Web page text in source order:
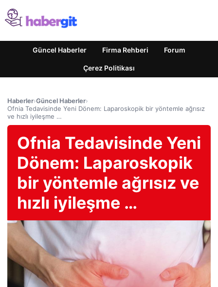
Güncel Haberler Firma Rehberi Forum
Çerez Politikası
Haberler›Güncel Haberler›
Ofnia Tedavisinde Yeni Dönem: Laparoskopik bir yöntemle ağrısız
ve hızlı iyileşme …
Ofnia Tedavisinde Yeni
Dönem: Laparoskopik
bir yöntemle ağrısız ve
hızlı iyileşme …